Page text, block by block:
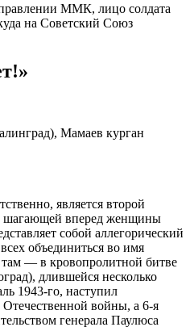
ММК, лицо солдата
на Советский Союз
Мамаев курган
является второй
шагающей вперед женщины
собой аллегорический
объединиться во имя
— в кровопролитной битве
длившейся несколько
1943-го, наступил
войны, а 6-я
генерала Паулюса